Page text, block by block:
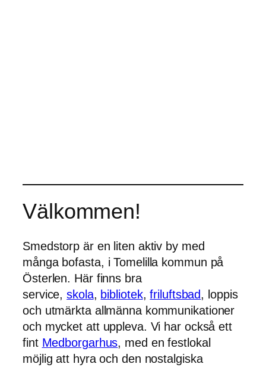
Välkommen!
Smedstorp är en liten aktiv by med
många bofasta, i Tomelilla kommun på
Österlen. Här finns bra
service,skola, bibliotek,friluftsbad, loppis
och utmärkta allmänna kommunikationer
och mycket att uppleva. Vi har också ett
fint Medborgarhus, med en festlokal
möjlig att hyra och den nostalgiska